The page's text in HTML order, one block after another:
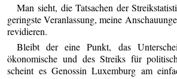
Man sieht, die Tatsachen der
geringste Veranlassung, meine
revidieren.
Bleibt der eine Punkt, das
ökonomische und des Streiks für
scheint es Genossin Luxemburg am